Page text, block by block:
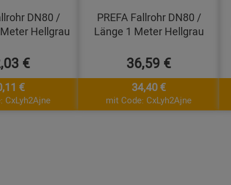
DN80 /
Hellgrau
€
€
CxLyh2Ajne
PREFA Fallrohr DN80 /
Länge 1 Meter Hellgrau
36,59 €
34,40 €
mit Code: CxLyh2Ajne